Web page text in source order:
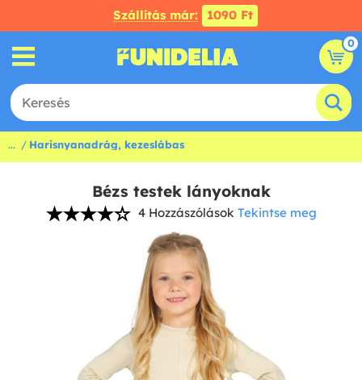
Szállítás már: 1090 Ft
0
... Harisnyanadrág, kezeslábas
Bézs testek lányoknak
4 Hozzászólások Tekintse meg